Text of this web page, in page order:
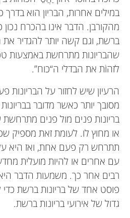
במילים אחרות, הבריון הוא בדרך
מהקורבן. הדבר אינו בהכרח נכון
ברשת, וגם קשה יותר להגדיר את
שהבריונות מתרחשת באמצעות
לזהוֹת את הבדלי ה“כוח”.
הרעיון שיש לחזור על הבריונות
מסובך יותר כאשר מדובר
בריונות פנים מול פנים
או מחוץ לו. לעומת זאת מספיק
תתרחש רק פעם אחת, ואז היא
עם אחרים או להיות מועלית
רבים אחר כך. משמעות הדבר
פוסט אחד של בריונות ברשת כדי
גדול של אירועי בריונות ברשת.